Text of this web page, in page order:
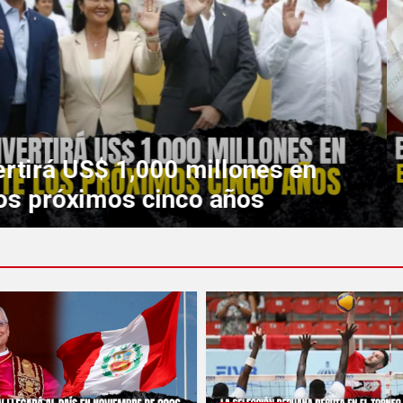
León XIV llegará al país en
en una visita que genera
e internacional.